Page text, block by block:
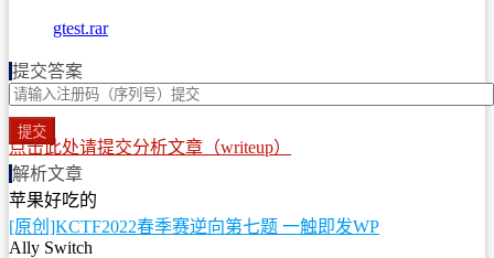
gtest.rar
提交答案
提交
点击此处请提交分析文章（writeup）
解析文章
苹果好吃的
[原创]KCTF2022春季赛逆向第七题 一触即发WP
Ally Switch